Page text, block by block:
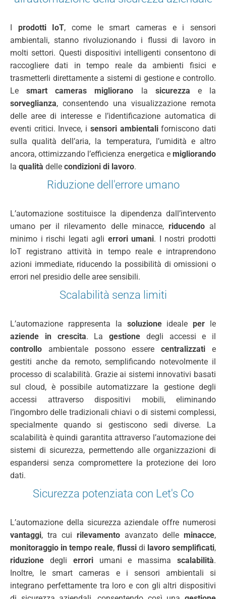
prodotti IoT, come le smart cameras e i sensori
ambientali, stanno rivoluzionando i flussi di lavoro in
molti settori. Questi dispositivi intelligenti consentono di
raccogliere dati in tempo reale da ambienti fisici e
trasmetterli direttamente a sistemi di gestione e controllo.
Lesmart cameras migliorano la sicurezza e la
sorveglianza, consentendo una visualizzazione remota
delle aree di interesse e l’identificazione automatica di
eventi critici. Invece, i sensori ambientaliforniscono dati
sulla qualità dell’aria, la temperatura, l’umidità e altro
ancora, ottimizzando l’efficienza energetica e migliorando
la qualità delle condizioni di lavoro.
Riduzione dell'errore umano
L’automazione sostituisce la dipendenza dall’intervento
umano per il rilevamento delle minacce, riducendo al
minimo i rischi legati agli errori umani. I nostri prodotti
IoT registrano attività in tempo reale e intraprendono
azioni immediate, riducendo la possibilità di omissioni o
errori nel presidio delle aree sensibili.
Scalabilità senza limiti
L’automazione rappresenta la soluzione idealeper
le
aziende in crescita. La gestione degli accessi e il
controllo ambientale possono esserecentralizzatie
gestiti anche da remoto, semplificando notevolmente il
processo di scalabilità. Grazie ai sistemi innovativi basati
sul cloud, è possibile automatizzare la gestione degli
accessi attraverso dispositivi mobili, eliminando
l’ingombro delle tradizionali chiavi o di sistemi complessi,
specialmente quando si gestiscono sedi diverse. La
scalabilità è quindi garantita attraverso l’automazione dei
sistemi di sicurezza, permettendo alle organizzazioni di
espandersi senza compromettere la protezione dei loro
dati.
Sicurezza potenziata con Let's Co
L’automazione della sicurezza aziendale offre numerosi
vantaggi, tra cui rilevamento avanzato delle minacce,
monitoraggio in tempo reale, flussi di lavoro semplificati,
riduzione degli errori umani e massimascalabilità.
Inoltre, le smart cameras e i sensori ambientali si
integrano perfettamente tra loro e con gli altri dispositivi